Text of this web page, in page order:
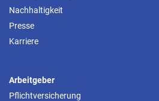
Nachhaltigkeit
Presse
Karriere
Arbeitgeber
Pflichtversicherung